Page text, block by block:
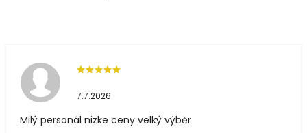
7.7.2026
Milý personál nizke ceny velký výběr